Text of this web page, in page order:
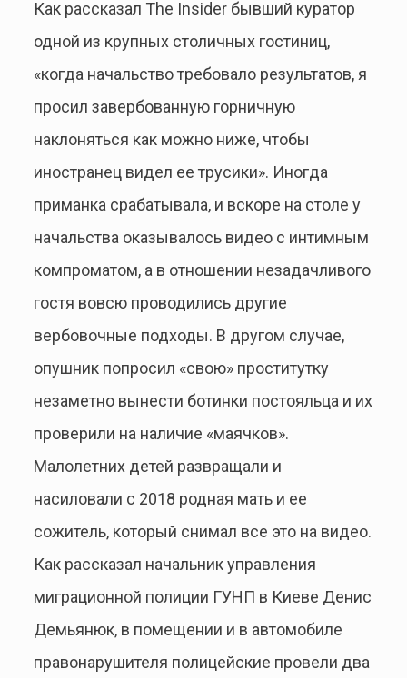
Как рассказал The Insider бывший куратор
одной из крупных столичных гостиниц,
«когда начальство требовало результатов, я
просил завербованную горничную
наклоняться как можно ниже, чтобы
иностранец видел ее трусики». Иногда
приманка срабатывала, и вскоре на столе у
начальства оказывалось видео с интимным
компроматом, а в отношении незадачливого
гостя вовсю проводились другие
вербовочные подходы. В другом случае,
опушник попросил «свою» проститутку
незаметно вынести ботинки постояльца и их
проверили на наличие «маячков».
Малолетних детей развращали и
насиловали с 2018 родная мать и ее
сожитель, который снимал все это на видео.
Как рассказал начальник управления
миграционной полиции ГУНП в Киеве Денис
Демьянюк, в помещении и в автомобиле
правонарушителя полицейские провели два